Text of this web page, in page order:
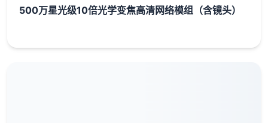
500万星光级10倍光学变焦高清网络模组（含镜头）